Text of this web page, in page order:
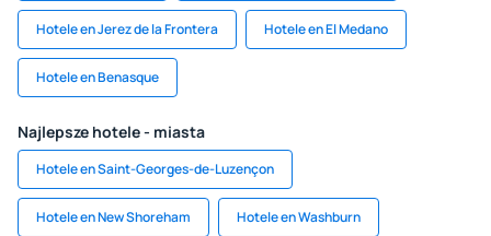
Hotele en Jerez de la Frontera Hotele en El Medano
Hotele en Benasque
Najlepsze hotele - miasta
Hotele en Saint-Georges-de-Luzençon
Hotele en New Shoreham Hotele en Washburn